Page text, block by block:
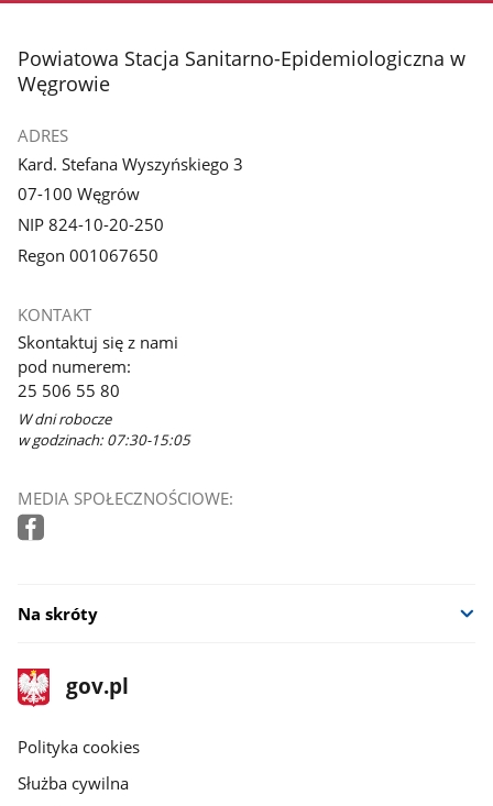
stopka
Powiatowa Stacja Sanitarno-Epidemiologiczna w
Węgrowie
ADRES
Kard. Stefana Wyszyńskiego 3
07-100 Węgrów
NIP 824-10-20-250
Regon 001067650
KONTAKT
Skontaktuj się z nami
pod numerem:
25 506 55 80
W dni robocze
w godzinach: 07:30-15:05
MEDIA SPOŁECZNOŚCIOWE:
Na skróty
stopka
gov.pl
Strona
gov.pl
gov.pl
Polityka cookies
Służba cywilna